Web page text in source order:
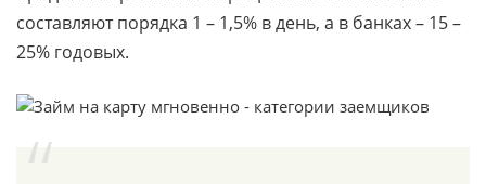
составляют порядка 1 – 1,5% в день, а в банках – 15 –
25% годовых.